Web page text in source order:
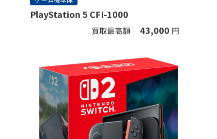
PlayStation 5 CFI-1000
買取最高額 43,000 円